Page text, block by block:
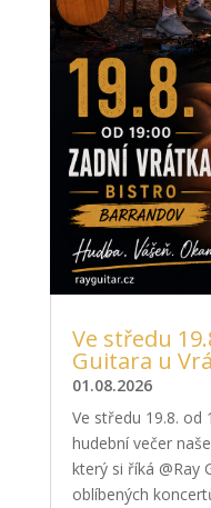
Ve středu
Guitara u
01.08.2026
Ve středu 19.8. od
hudební večer
který si říká @Ray
oblíbených